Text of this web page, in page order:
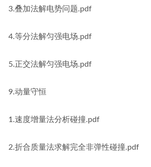
3.叠加法解电势问题.pdf
4.等分法解匀强电场.pdf
5.正交法解匀强电场.pdf
9.动量守恒
1.速度增量法分析碰撞.pdf
2.折合质量法求解完全非弹性碰撞.pdf